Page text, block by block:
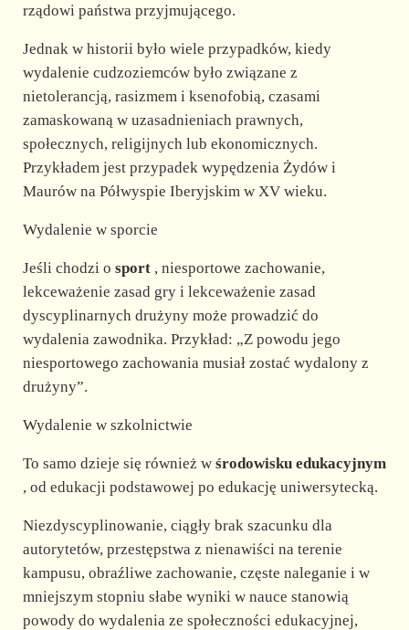
rządowi państwa przyjmującego.
Jednak w historii było wiele przypadków, kiedy
wydalenie cudzoziemców było związane z
nietolerancją, rasizmem i ksenofobią, czasami
zamaskowaną w uzasadnieniach prawnych,
społecznych, religijnych lub ekonomicznych.
Przykładem jest przypadek wypędzenia Żydów i
Maurów na Półwyspie Iberyjskim w XV wieku.
Wydalenie w sporcie
Jeśli chodzi o sport, niesportowe zachowanie,
lekceważenie zasad gry i lekceważenie zasad
dyscyplinarnych drużyny może prowadzić do
wydalenia zawodnika. Przykład: „Z powodu jego
niesportowego zachowania musiał zostać wydalony z
drużyny”.
Wydalenie w szkolnictwie
To samo dzieje się również w środowisku edukacyjnym
, od edukacji podstawowej po edukację uniwersytecką.
Niezdyscyplinowanie, ciągły brak szacunku dla
autorytetów, przestępstwa z nienawiści na terenie
kampusu, obraźliwe zachowanie, częste naleganie i w
mniejszym stopniu słabe wyniki w nauce stanowią
powody do wydalenia ze społeczności edukacyjnej,